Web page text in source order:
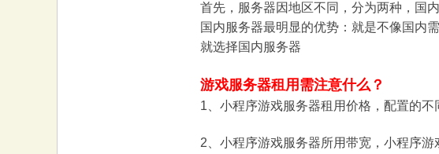
首先，服务器因地区不同，分为两种，国
国内服务器最明显的优势：就是不像国内
就选择国内服务器
游戏服务器租用需注意什么？
1、小程序游戏服务器租用价格，配置的
2、小程序游戏服务器所用带宽，小程序